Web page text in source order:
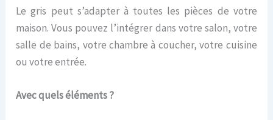
Le gris peut s’adapter à toutes les pièces de votre
maison. Vous pouvez l’intégrer dans votre salon, votre
salle de bains, votre chambre à coucher, votre cuisine
ou votre entrée.
Avec quels éléments ?